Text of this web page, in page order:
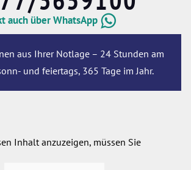
auch über WhatsApp
aus Ihrer Notlage – 24 Stunden am
und feiertags, 365 Tage im Jahr.
Inhalt anzuzeigen, müssen Sie